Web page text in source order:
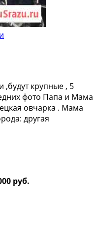
крупные , 5
фото Папа и Мама
овчарка . Мама
другая
руб.